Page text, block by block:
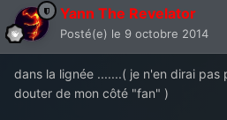
Yann The Revelator
Posté(e) le 9 octobre 2014
dans la lignée .......( je n'en dirai pas
douter de mon côté "fan" )